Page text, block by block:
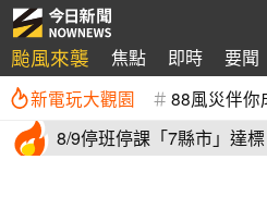
颱風來襲 焦點 即時 要聞
新電玩大觀園 88風災伴你
8/9停班停課「7縣市」達